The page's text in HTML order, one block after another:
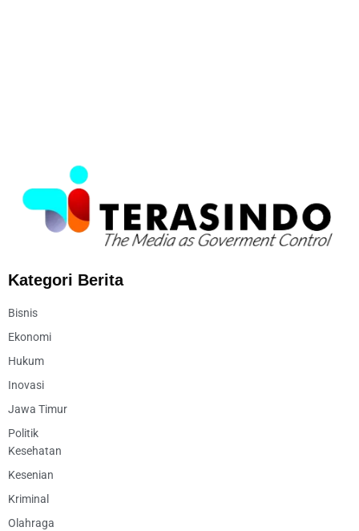
Kategori Berita
Bisnis
Ekonomi
Hukum
Inovasi
Jawa Timur
Politik
Kesehatan
Kesenian
Kriminal
Olahraga